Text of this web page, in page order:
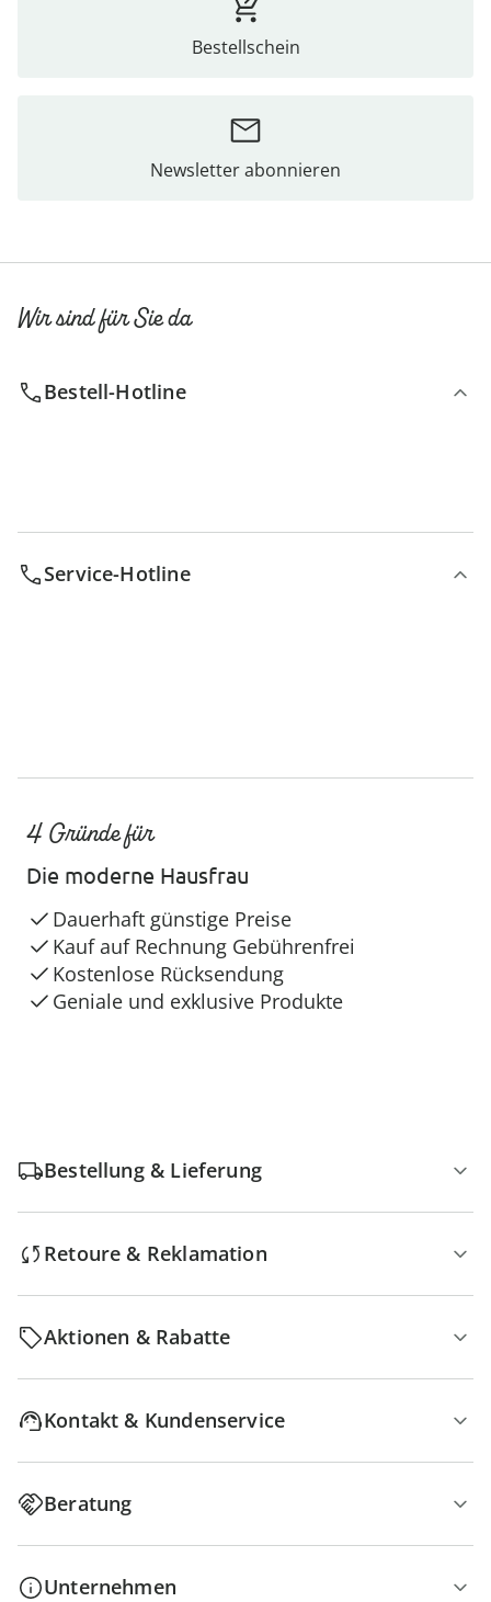
Bestellschein
Newsletter abonnieren
Wir sind für Sie da
Bestell-Hotline
Service-Hotline
4 Gründe für
Die moderne Hausfrau
Dauerhaft günstige Preise
Kauf auf Rechnung Gebührenfrei
Kostenlose Rücksendung
Geniale und exklusive Produkte
Bestellung & Lieferung
Retoure & Reklamation
Aktionen & Rabatte
Kontakt & Kundenservice
Beratung
Unternehmen